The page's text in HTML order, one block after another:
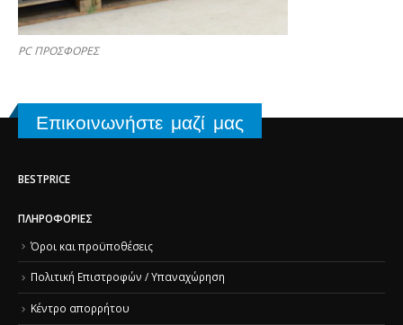
PC ΠΡΟΣΦΟΡΕΣ
Επικοινωνήστε μαζί μας
BESTPRICE
ΠΛΗΡΟΦΟΡΊΕΣ
Όροι και προϋποθέσεις
Πολιτική Επιστροφών / Υπαναχώρηση
Κέντρο απορρήτου